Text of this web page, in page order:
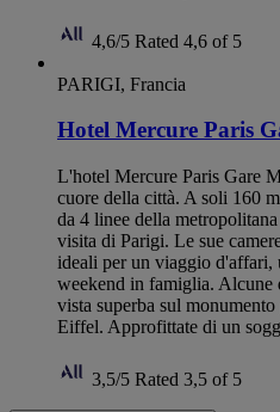
4,6/5 Rated 4,6 of 5
PARIGI, Francia
Hotel Mercure Paris
L'hotel Mercure Paris Gare
cuore della città. A soli 160
da 4 linee della
visita di Parigi. Le sue
ideali per un viaggio d'affari,
weekend in famiglia. Alcune
vista superba sul
Eiffel. Approfittate di un
3,5/5 Rated 3,5 of 5